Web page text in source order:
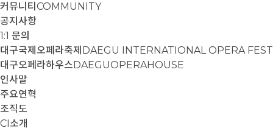
커뮤니티 COMMUNITY
공지사항
1:1 문의
대구국제오페라축제 DAEGU INTERNATIONAL OPERA
대구오페라하우스DAEGUOPERAHOUSE
인사말
주요연혁
조직도
CI소개